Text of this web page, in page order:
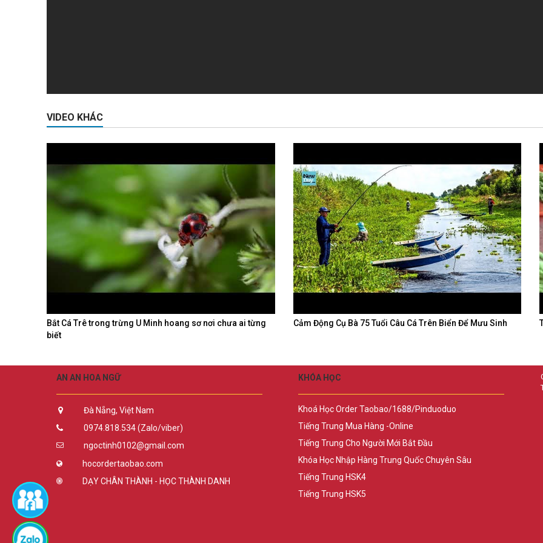
VIDEO KHÁC
Bắt Cá Trê trong trừng U Minh hoang sơ nơi chưa ai từng
biết
Cảm Động Cụ Bà 75 Tuổi Câu Cá Trên Biển Để Mưu Sinh
AN AN HOA NGỮ
Đà Nẵng, Việt Nam
0974.818.534 (Zalo/viber)
ngoctinh0102@gmail.com
hocordertaobao.com
DẠY CHÂN THÀNH - HỌC THÀNH DANH
KHÓA HỌC
Khoá Học Order Taobao/1688/Pinduoduo
Tiếng Trung Mua Hàng -Online
Tiếng Trung Cho Người Mới Bắt Đầu
Khóa Học Nhập Hàng Trung Quốc Chuyên Sâu
Tiếng Trung HSK4
Tiếng Trung HSK5